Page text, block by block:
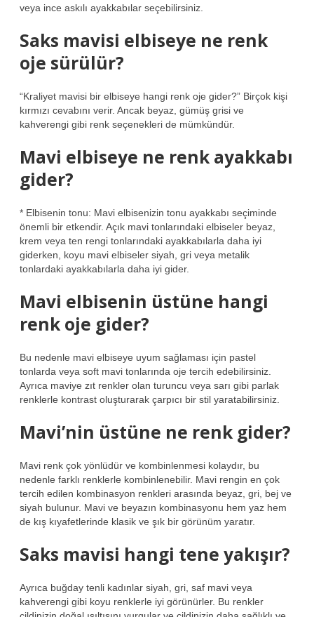
veya ince askılı ayakkabılar seçebilirsiniz.
Saks mavisi elbiseye ne renk
oje sürülür?
“Kraliyet mavisi bir elbiseye hangi renk oje gider?” Birçok kişi
kırmızı cevabını verir. Ancak beyaz, gümüş grisi ve
kahverengi gibi renk seçenekleri de mümkündür.
Mavi elbiseye ne renk ayakkabı
gider?
* Elbisenin tonu: Mavi elbisenizin tonu ayakkabı seçiminde
önemli bir etkendir. Açık mavi tonlarındaki elbiseler beyaz,
krem ​​veya ten rengi tonlarındaki ayakkabılarla daha iyi
giderken, koyu mavi elbiseler siyah, gri veya metalik
tonlardaki ayakkabılarla daha iyi gider.
Mavi elbisenin üstüne hangi
renk oje gider?
Bu nedenle mavi elbiseye uyum sağlaması için pastel
tonlarda veya soft mavi tonlarında oje tercih edebilirsiniz.
Ayrıca maviye zıt renkler olan turuncu veya sarı gibi parlak
renklerle kontrast oluşturarak çarpıcı bir stil yaratabilirsiniz.
Mavi’nin üstüne ne renk gider?
Mavi renk çok yönlüdür ve kombinlenmesi kolaydır, bu
nedenle farklı renklerle kombinlenebilir. Mavi rengin en çok
tercih edilen kombinasyon renkleri arasında beyaz, gri, bej ve
siyah bulunur. Mavi ve beyazın kombinasyonu hem yaz hem
de kış kıyafetlerinde klasik ve şık bir görünüm yaratır.
Saks mavisi hangi tene yakışır?
Ayrıca buğday tenli kadınlar siyah, gri, saf mavi veya
kahverengi gibi koyu renklerle iyi görünürler. Bu renkler